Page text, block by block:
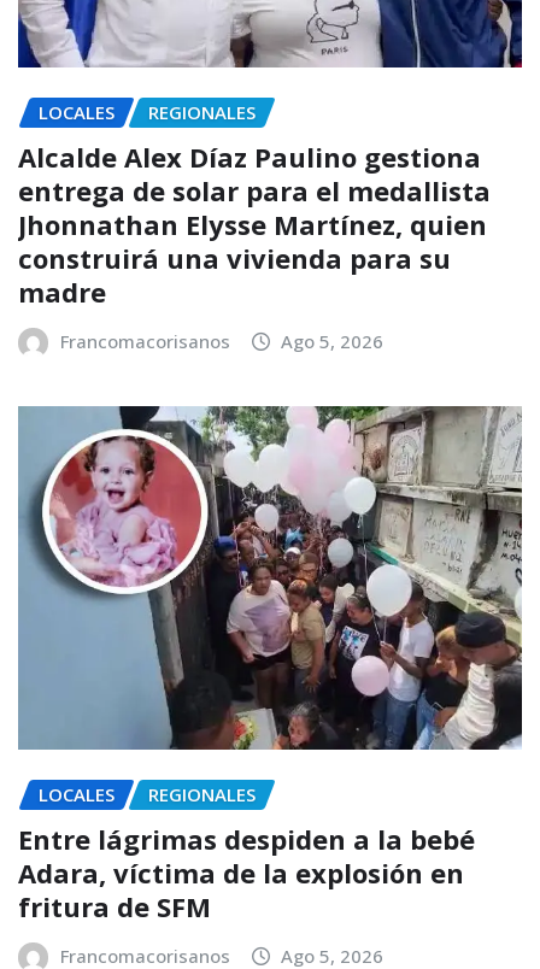
LOCALES REGIONALES
Alcalde Alex Díaz Paulino gestiona
entrega de solar para el medallista
Jhonnathan Elysse Martínez, quien
construirá una vivienda para su
madre
Francomacorisanos Ago 5, 2026
LOCALES REGIONALES
Entre lágrimas despiden a la bebé
Adara, víctima de la explosión en
fritura de SFM
Francomacorisanos Ago 5, 2026